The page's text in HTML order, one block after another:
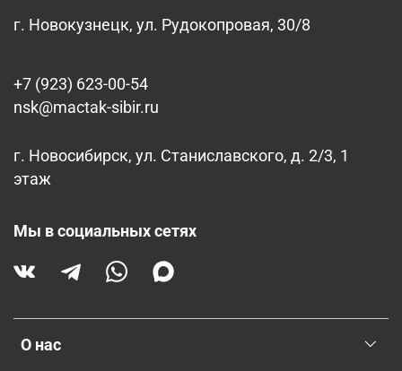
О нас
г. Новокузнецк, ул. Рудокопровая, 30/8
+7 (923) 623-00-54
nsk@mactak-sibir.ru
г. Новосибирск, ул. Станиславского, д. 2/3, 1
этаж
Мы в социальных сетях